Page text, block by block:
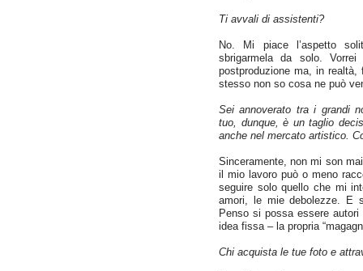
Ti avvali di assistenti?
No. Mi piace l’aspetto
sbrigarmela da solo.
postproduzione ma, in
stesso non so cosa ne può
Sei annoverato tra i grandi
tuo, dunque, è un taglio
anche nel mercato artistico.
Sinceramente, non mi son
il mio lavoro può o meno
seguire solo quello che mi
amori, le mie debolezze. E
Penso si possa essere
idea fissa – la propria
Chi acquista le tue foto e